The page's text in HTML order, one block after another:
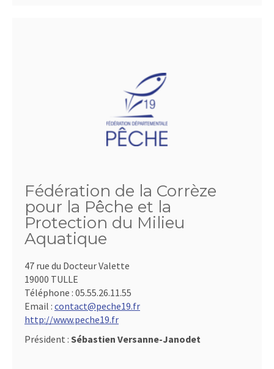
Fédération de la Corrèze
pour la Pêche et la
Protection du Milieu
Aquatique
47 rue du Docteur Valette
19000 TULLE
Téléphone : 05.55.26.11.55
Email : contact@peche19.fr
http://www.peche19.fr
Président : Sébastien Versanne-Janodet